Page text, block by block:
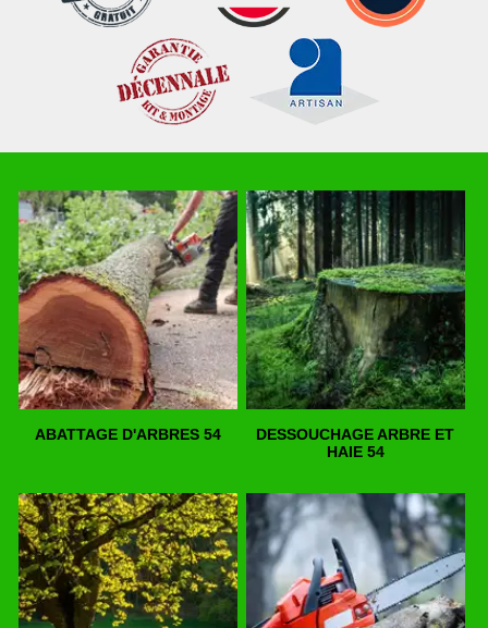
ABATTAGE D'ARBRES 54
DESSOUCHAGE ARBRE ET
HAIE 54